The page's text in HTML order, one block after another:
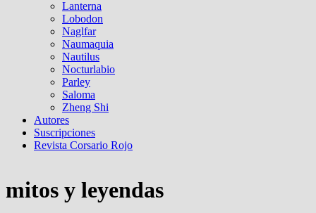
Lanterna
Lobodon
Naglfar
Naumaquia
Nautilus
Nocturlabio
Parley
Saloma
Zheng Shi
Autores
Suscripciones
Revista Corsario Rojo
mitos y leyendas